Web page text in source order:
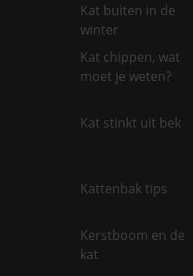
Kat buiten in de
winter
Kat chippen, wat
moet je weten?
Kat stinkt uit bek
Kattenbak tips
Kerstboom en de
kat